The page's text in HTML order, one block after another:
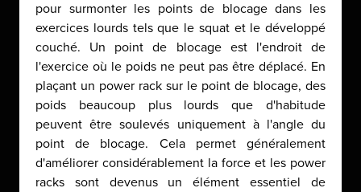
pour surmonter les points de blocage dans les
exercices lourds tels que le squat et le développé
couché. Un point de blocage est l'endroit de
l'exercice où le poids ne peut pas être déplacé. En
plaçant un power rack sur le point de blocage, des
poids beaucoup plus lourds que d'habitude
peuvent être soulevés uniquement à l'angle du
point de blocage. Cela permet généralement
d'améliorer considérablement la force et les power
racks sont devenus un élément essentiel de